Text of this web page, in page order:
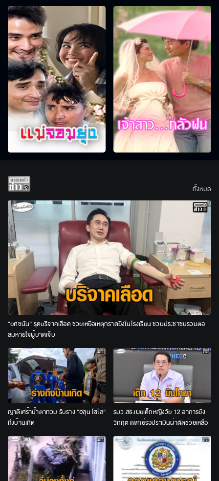
“ยศชนัน” รุดบริจาคเลือด ช่วยเหยื่อเหตุกราดยิงในโรงเรียน ชวนประชาชนร่วมต่อ
ลมหายใจผู้บาดเจ็บ
ญาติเศร้าน้ำตาท่วม รับร่าง “ฮลุน โซโล่”
ถึงบ้านเกิด
รมว.สธ.เผยเด็กหญิงวัย 12 อาการยัง
วิกฤต แพทย์รอประเมินผ่าตัดช่วยเหลือ
ทั้งหมด